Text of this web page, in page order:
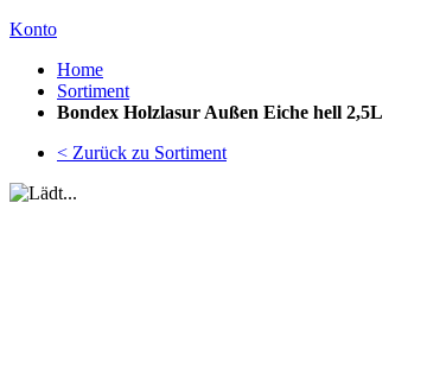
Konto
Home
Sortiment
Bondex Holzlasur Außen Eiche hell 2,5L
< Zurück zu Sortiment